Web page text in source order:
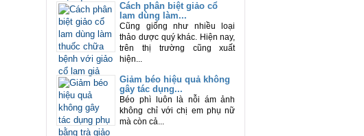
Cách phân biệt giảo cổ
lam dùng làm...
Cũng giống như nhiều loại
thảo dược quý khác. Hiện nay,
trên thị trường cũng xuất
hiện...
Giảm béo hiệu quả không
gây tác dụng...
Béo phì luôn là nỗi ám ảnh
không chỉ với chị em phụ nữ
mà còn cả...